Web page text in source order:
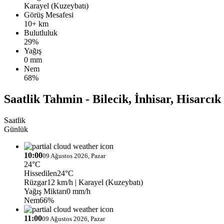
Karayel (Kuzeybatı)
Görüş Mesafesi
10+ km
Bulutluluk
29%
Yağış
0 mm
Nem
68%
Saatlik Tahmin - Bilecik, İnhisar, Hisarcık
Saatlik
Günlük
10:0009 Ağustos 2026, Pazar
24°C
Hissedilen24°C
Rüzgar12 km/h | Karayel (Kuzeybatı)
Yağış Miktarı0 mm/h
Nem66%
11:0009 Ağustos 2026, Pazar